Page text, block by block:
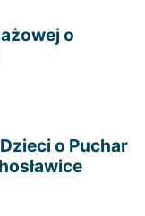
o
o Puchar